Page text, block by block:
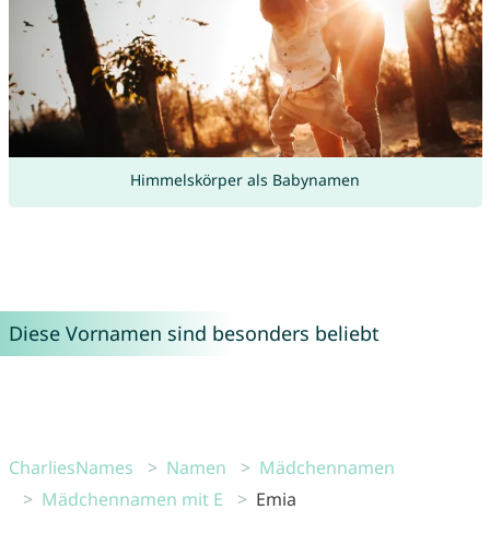
Himmelskörper als Babynamen
Diese Vornamen sind besonders beliebt
CharliesNames Namen
Mädchennamen
Mädchennamen mit E
Emia